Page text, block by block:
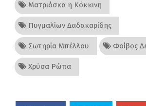
Ματριόσκα η Κόκκινη
Πυγμαλίων Δαδακαρίδης
Σωτηρία Μπέλλου Φοίβος
Χρύσα Ρώπα